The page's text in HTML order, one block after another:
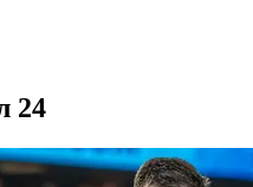
24